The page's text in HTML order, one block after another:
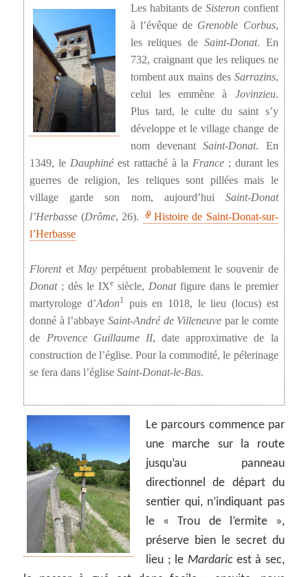
Les habitants de Sisteronconfient
à l’évêque de Grenoble Corbus,
les reliques de Saint-Donat. En
732, craignant que les reliques ne
tombent aux mains des Sarrazins,
celui les emmène à Jovinzieu.
Plus tard, le culte du saint s’y
développe et le village change de
nom devenantSaint-Donat. En
1349, leDauphinéest rattaché à la France; durant les
guerres de religion, les reliques sont pillées mais le
village garde son nom, aujourd’hui Saint-Donat
l’Herbasse (Drôme, 26).
Histoire de Saint-Donat-sur-
l’Herbasse
Florent etMayperpétuent probablement le souvenir de
Donat; dès le IXe siècle, Donat figure dans le premier
martyrologe d’Adon1
puis en 1018, le lieu (locus) est
donné à l’abbaye Saint-André de Villeneuve par le comte
de Provence Guillaume II, date approximative de la
construction de l’église. Pour la commodité, le pélerinage
se fera dans l’égliseSaint-Donat-le-Bas.
Le parcours commence par
une marche sur la route
jusqu’au panneau
directionnel de départ du
sentier qui, n’indiquant pas
le « Trou de l’ermite »,
préserve bien le secret du
lieu ; le Mardaricest à sec,